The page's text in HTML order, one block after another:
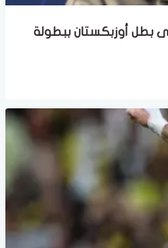
بطل أوزبكستان ببطولة